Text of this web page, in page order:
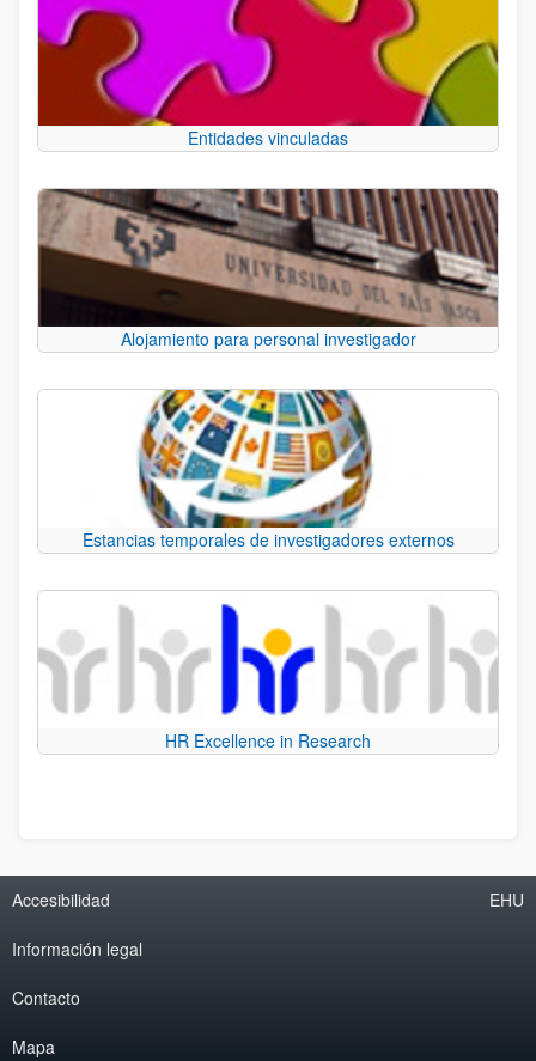
Entidades vinculadas
Alojamiento para personal investigador
Estancias temporales de investigadores externos
HR Excellence in Research
Accesibilidad
Información legal
Contacto
Mapa
EHU